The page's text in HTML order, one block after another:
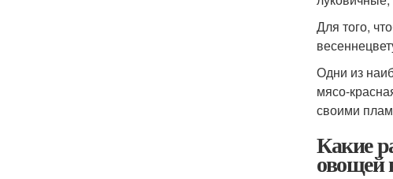
Для того,
Одни из
мясо-
своими
Какие
овощей